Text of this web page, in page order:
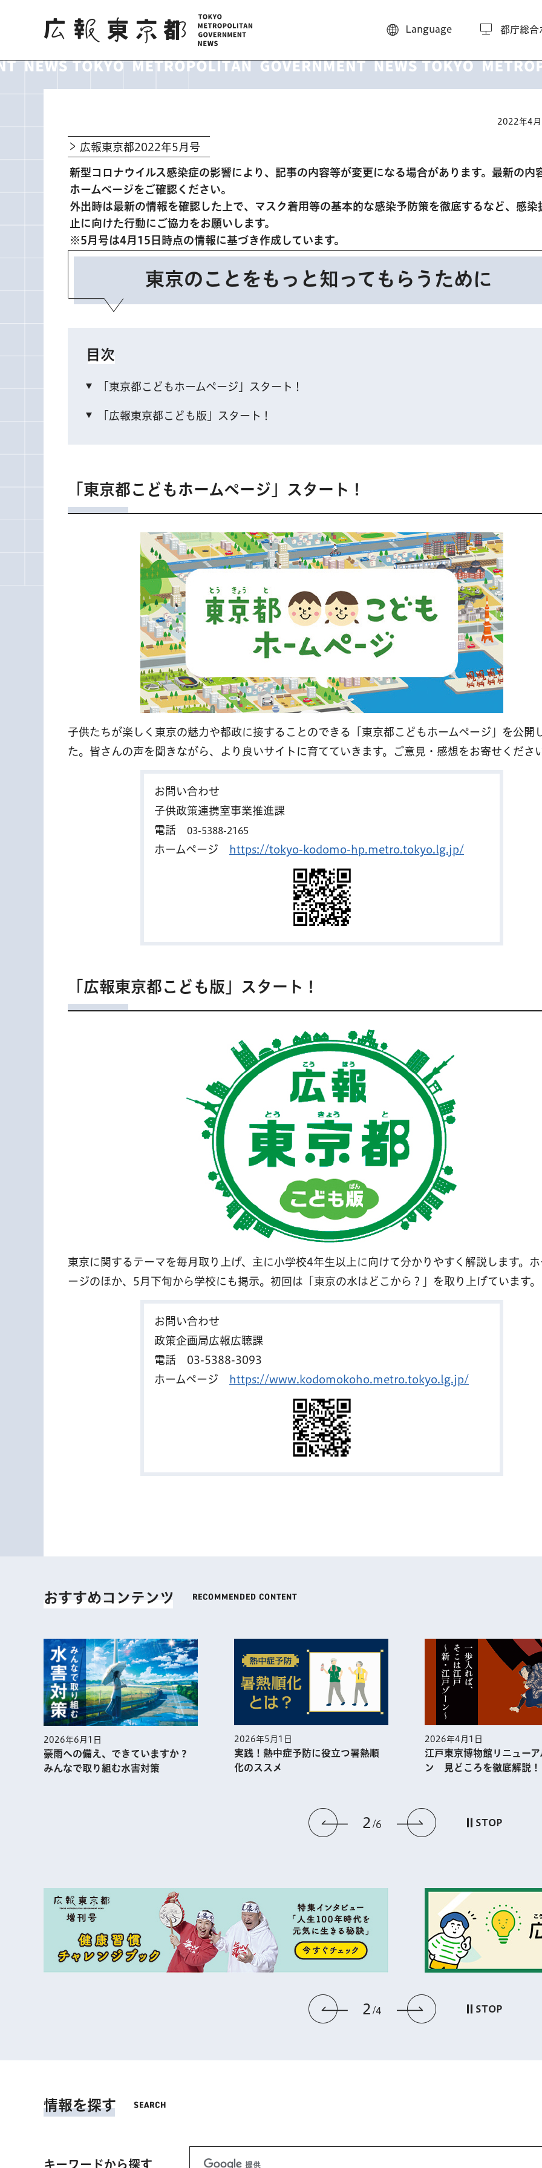
広報東京都
Language 都庁総合
2022年4
広報東京都2022年5月号
新型コロナウイルス感染症の影響により、記事の内容等が変更になる場合があります。最新の内
ホームページをご確認ください。
外出時は最新の情報を確認した上で、マスク着用等の基本的な感染予防策を徹底するなど、感染
止に向けた行動にご協力をお願いします。
※5月号は4月15日時点の情報に基づき作成しています。
東京のことをもっと知ってもらうために
目次
「東京都こどもホームページ」スタート！
「広報東京都こども版」スタート！
「東京都こどもホームページ」スタート！
子供たちが楽しく東京の魅力や都政に接することのできる「東京都こどもホームページ」を公開
た。皆さんの声を聞きながら、より良いサイトに育てていきます。ご意見・感想をお寄せくださ
お問い合わせ
子供政策連携室事業推進課
電話 03-5388-2165
ホームページ https://tokyo-kodomo-hp.metro.tokyo.lg.jp/
「広報東京都こども版」スタート！
東京に関するテーマを毎月取り上げ、主に小学校4年生以上に向けて分かりやすく解説します。ホ
ージのほか、5月下旬から学校にも掲示。初回は「東京の水はどこから？」を取り上げています。
お問い合わせ
政策企画局広報広聴課
電話 03-5388-3093
ホームページ
https://www.kodomokoho.metro.tokyo.lg.jp/
おすすめコンテンツ
前のスライドを表示
3 6 次のスライド
STOP
2026年5月1日
実践！熱中症予防に役⽴つ暑熱順
化のススメ
2026年4月1日
江戸東京博物館リニューアルオープ
ン 見どころを徹底解説！
2026年3月1日
一人ひとりが幸せを実
世界で一番の都市・東京
前のスライドを表示
3 4 次のスライド
STOP
情報を探す
キーワードから探す